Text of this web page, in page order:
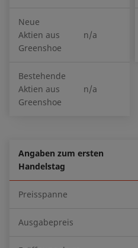
Neue
Aktien aus
Greenshoe
n/a
Bestehende
Aktien aus
Greenshoe
n/a
Angaben zum ersten
Handelstag
Preisspanne
Ausgabepreis